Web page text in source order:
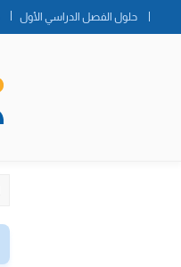
حلول الفصل الدراسي الأول